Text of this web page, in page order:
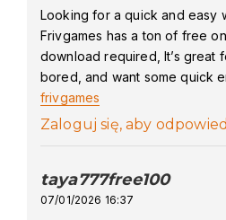
Looking for a quick and easy
Frivgames has a ton of free
download required, It’s great
bored, and want some quick
frivgames
Zaloguj się, aby
taya777free100says:
07/01/2026 16:37